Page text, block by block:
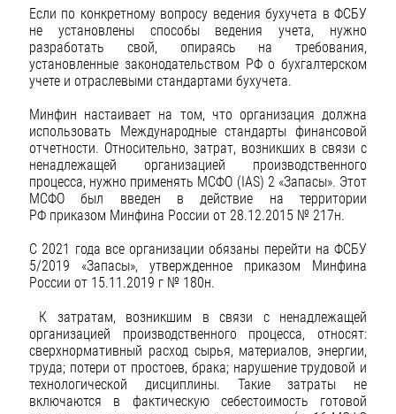
Если по конкретному вопросу ведения бухучета в ФСБУ
не установлены способы ведения учета, нужно
разработать свой, опираясь на требования,
установленные законодательством РФ о бухгалтерском
учете и отраслевыми стандартами бухучета.
Минфин настаивает на том, что организация должна
использовать Международные стандарты финансовой
отчетности. Относительно, затрат, возникших в связи с
ненадлежащей организацией производственного
процесса, нужно применять МСФО (IAS) 2 «Запасы». Этот
МСФО был введен в действие на территории
РФ приказом Минфина России от 28.12.2015 № 217н.
С 2021 года все организации обязаны перейти на ФСБУ
5/2019 «Запасы», утвержденное приказом Минфина
России от 15.11.2019 г № 180н.
К затратам, возникшим в связи с ненадлежащей
организацией производственного процесса, относят:
сверхнормативный расход сырья, материалов, энергии,
труда; потери от простоев, брака; нарушение трудовой и
технологической дисциплины. Такие затраты не
включаются в фактическую себестоимость готовой